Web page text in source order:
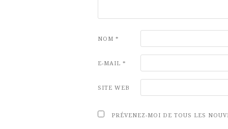
NOM *
E-MAIL *
SITE WEB
PRÉVENEZ-MOI DE TOUS LES